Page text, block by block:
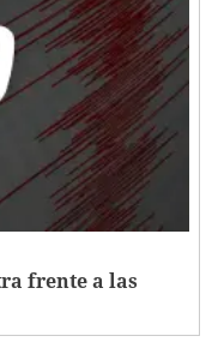
frente a las